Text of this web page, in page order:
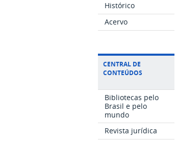
Histórico
Acervo
CENTRAL DE
CONTEÚDOS
Bibliotecas pelo
Brasil e pelo
mundo
Revista jurídica